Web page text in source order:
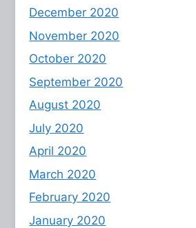
December 2020
November 2020
October 2020
September 2020
August 2020
July 2020
April 2020
March 2020
February 2020
January 2020